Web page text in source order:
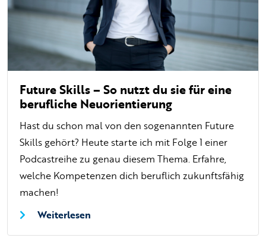
Future Skills – So nutzt du sie für eine
berufliche Neuorientierung
Hast du schon mal von den sogenannten Future
Skills gehört? Heute starte ich mit Folge 1 einer
Podcastreihe zu genau diesem Thema. Erfahre,
welche Kompetenzen dich beruflich zukunftsfähig
machen!
Weiterlesen